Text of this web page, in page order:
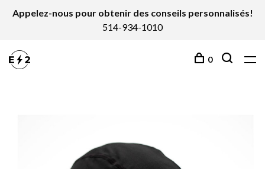
Appelez-nous pour obtenir des conseils personnalisés!
514-934-1010
0